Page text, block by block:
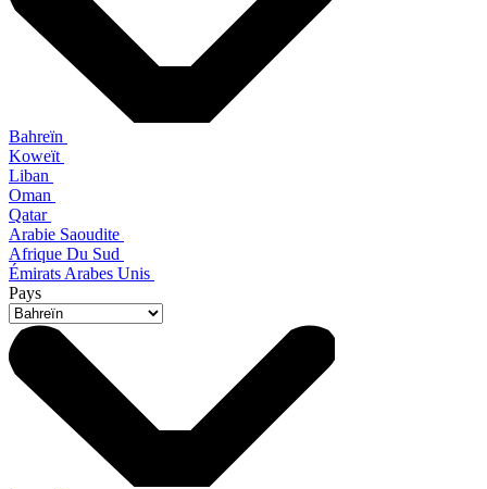
Bahreïn
Koweït
Liban
Oman
Qatar
Arabie Saoudite
Afrique Du Sud
Émirats Arabes Unis
Pays